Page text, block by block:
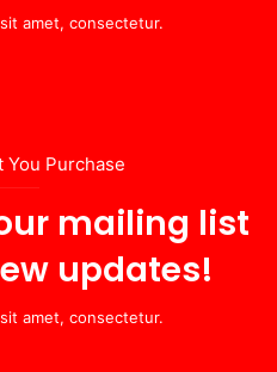
amet, consectetur.
You Purchase
mailing list
updates!
amet, consectetur.